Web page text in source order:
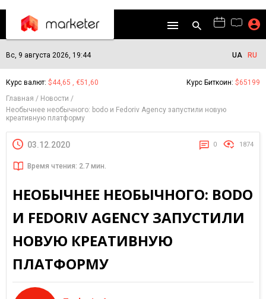
Вс, 9 августа 2026, 19:44 UA RU
Курс валют: $44,65 , €51,60 Курс Биткоин: $65199
Главная
Новости
Необычнее необычного: bodo и Fedoriv Agency запустили новую
креативную платформу
03.12.2020 0 1874
Время чтения: 2.7 мин.
НЕОБЫЧНЕЕ НЕОБЫЧНОГО: BODO
И FEDORIV AGENCY ЗАПУСТИЛИ
НОВУЮ КРЕАТИВНУЮ
ПЛАТФОРМУ